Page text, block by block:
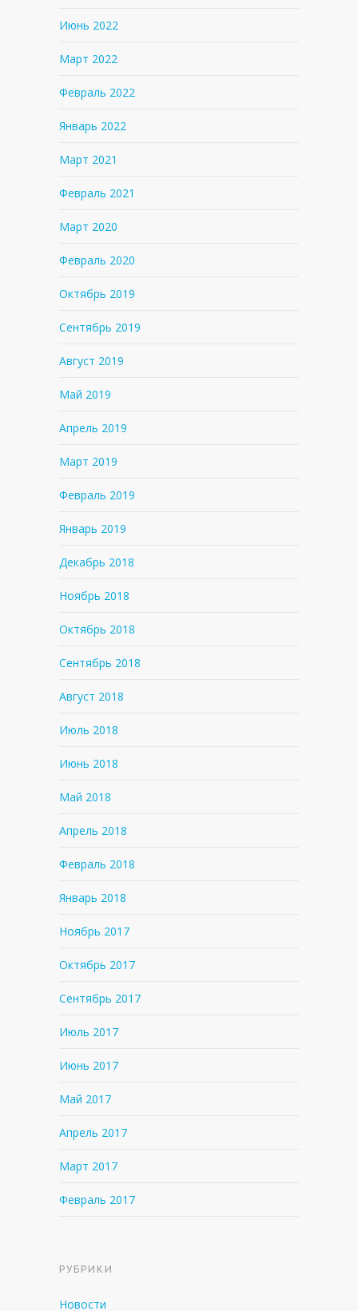
Июнь 2022
Март 2022
Февраль 2022
Январь 2022
Март 2021
Февраль 2021
Март 2020
Февраль 2020
Октябрь 2019
Сентябрь 2019
Август 2019
Май 2019
Апрель 2019
Март 2019
Февраль 2019
Январь 2019
Декабрь 2018
Ноябрь 2018
Октябрь 2018
Сентябрь 2018
Август 2018
Июль 2018
Июнь 2018
Май 2018
Апрель 2018
Февраль 2018
Январь 2018
Ноябрь 2017
Октябрь 2017
Сентябрь 2017
Июль 2017
Июнь 2017
Май 2017
Апрель 2017
Март 2017
Февраль 2017
РУБРИКИ
Новости